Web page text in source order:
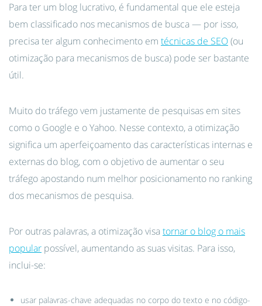
Para ter um blog lucrativo, é fundamental que ele esteja
bem classificado nos mecanismos de busca — por isso,
precisa ter algum conhecimento em técnicas de SEO(ou
otimização para mecanismos de busca) pode ser bastante
útil.
Muito do tráfego vem justamente de pesquisas em sites
como o Google e o Yahoo. Nesse contexto, a otimização
significa um aperfeiçoamento das características internas e
externas do blog, com o objetivo de aumentar o seu
tráfego apostando num melhor posicionamento no ranking
dos mecanismos de pesquisa.
Por outras palavras, a otimização visa tornar o blog o mais
popular possível, aumentando as suas visitas. Para isso,
inclui-se:
usar palavras-chave adequadas no corpo do texto e no código-